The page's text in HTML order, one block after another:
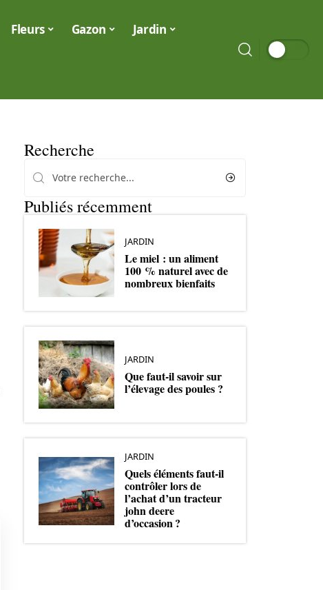
Fleurs Gazon Jardin
Recherche
Publiés récemment
JARDIN
Le miel : un aliment
100 % naturel avec de
nombreux bienfaits
JARDIN
Que faut-il savoir sur
l’élevage des poules ?
JARDIN
Quels éléments faut-il
contrôler lors de
l’achat d’un tracteur
john deere
d’occasion ?